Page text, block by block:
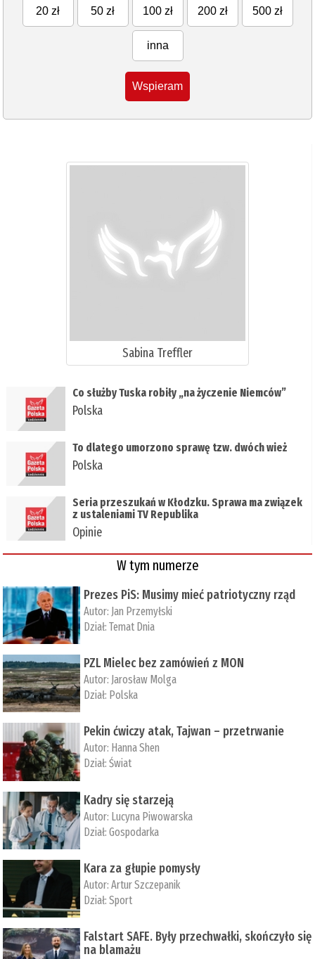
20 zł 50 zł 100 zł 200 zł 500 zł
inna
Wspieram
Sabina Treffler
Co służby Tuska robiły „na życzenie Niemców”
Polska
To dlatego umorzono sprawę tzw. dwóch wież
Polska
Seria przeszukań w Kłodzku. Sprawa ma związek
z ustaleniami TV Republika
Opinie
W tym numerze
Prezes PiS: Musimy mieć patriotyczny rząd
Autor: Jan Przemyłski
Dział:Temat Dnia
PZL Mielec bez zamówień z MON
Autor: Jarosław Molga
Dział: Polska
Pekin ćwiczy atak, Tajwan – przetrwanie
Autor: ­Hanna Shen
Dział:Świat
Kadry się starzeją
Autor: Lucyna Piwowarska
Dział:Gospodarka
Kara za głupie pomysły
Autor:Artur Szczepanik
Dział:Sport
Falstart SAFE. Były przechwałki, skończyło się
na blamażu